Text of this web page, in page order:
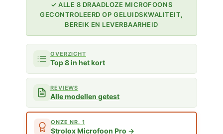
✓ ALLE 8 DRAADLOZE MICROFOONS
GECONTROLEERD OP GELUIDSKWALITEIT,
BEREIK EN LEVERBAARHEID
OVERZICHT
Top 8 in het kort
REVIEWS
Alle modellen getest
ONZE NR. 1
Strolox Microfoon Pro